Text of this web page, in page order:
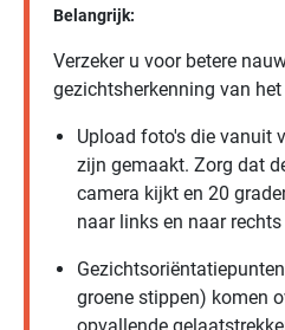
Belangrijk:
Verzeker u voor betere
gezichtsherkenning van
Upload foto's die vanuit
zijn gemaakt. Zorg dat
camera kijkt en 20
naar links en naar
groene stippen) komen
opvallende